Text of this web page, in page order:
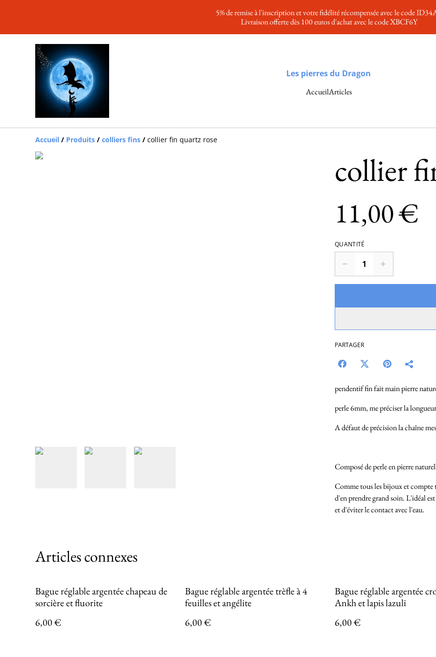
5% de remise à l'inscription et votre fidélité récompensée avec le code
Livraison offerte dès 100 euros d'achat avec le code XBCF6Y
Les pierres du Dragon
AccueilArticles
Accueil / Produits / colliers fins / collier fin quartz rose
collier
11,00 €
QUANTITÉ
PARTAGER
pendentif fin fait main pierre
perle 6mm, me préciser la
A défaut de précision la chaîne
Composé de perle en pierre
Comme tous les bijoux et compte
d'en prendre grand soin. L'idéal
et d'éviter le contact avec l'eau.
Articles connexes
Bague réglable argentée chapeau de
sorcière et fluorite
6,00 €
Bague réglable argentée trèfle à 4
feuilles et angélite
6,00 €
Bague réglable argentée
Ankh et lapis lazuli
6,00 €